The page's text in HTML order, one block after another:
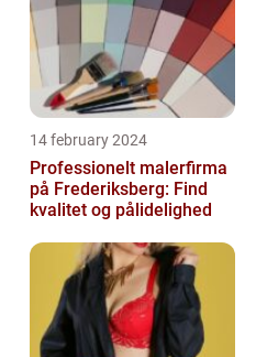
14 february 2024
Professionelt malerfirma
på Frederiksberg: Find
kvalitet og pålidelighed